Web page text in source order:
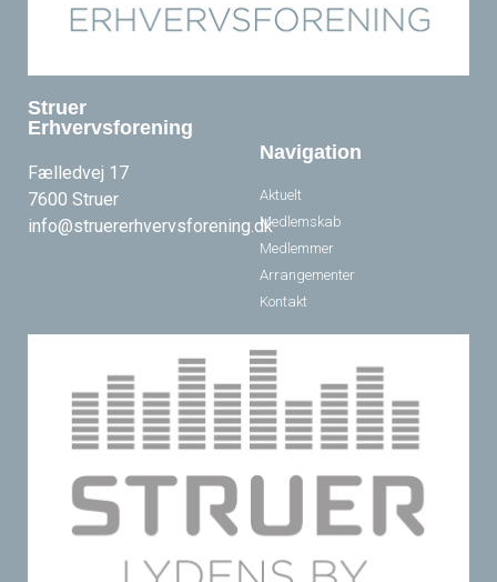
Struer
Erhvervsforening
Fælledvej 17
7600 Struer
info@struererhvervsforening.dk
Navigation
Aktuelt
Medlemskab
Medlemmer
Arrangementer
Kontakt